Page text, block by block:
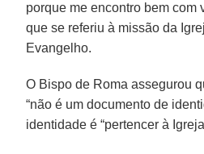
porque me encontro bem com
que se referiu à missão da
Evangelho.
O Bispo de Roma assegurou
“não é um documento de
identidade é “pertencer à